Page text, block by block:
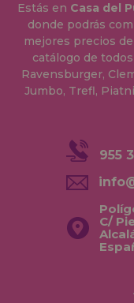
Estás en Casa del
donde podrás
mejores precios
catálogo de
Ravensburger,
Jumbo, Trefl,
955
C/